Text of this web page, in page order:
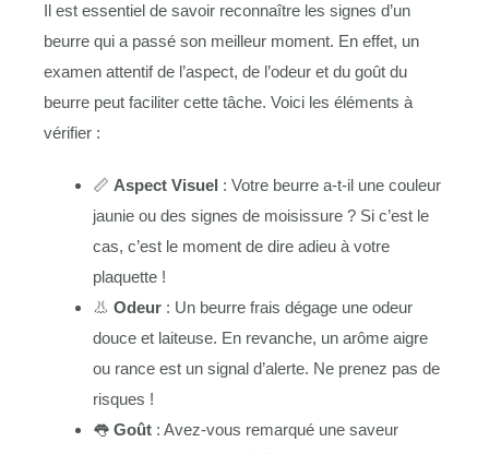
Il est essentiel de savoir reconnaître les signes d’un
beurre qui a passé son meilleur moment. En effet, un
examen attentif de l’aspect, de l’odeur et du goût du
beurre peut faciliter cette tâche. Voici les éléments à
vérifier :
📏 Aspect Visuel : Votre beurre a-t-il une couleur
jaunie ou des signes de moisissure ? Si c’est le
cas, c’est le moment de dire adieu à votre
plaquette !
👃 Odeur : Un beurre frais dégage une odeur
douce et laiteuse. En revanche, un arôme aigre
ou rance est un signal d’alerte. Ne prenez pas de
risques !
👅 Goût : Avez-vous remarqué une saveur